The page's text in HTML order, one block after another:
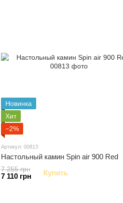
Новинка
Хит
−2%
Артикул: 00813
Настольный камин Spin air 900 Red
7 255 грн
7 110 грн Купить